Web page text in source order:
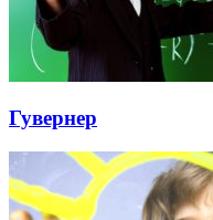
Гувернер